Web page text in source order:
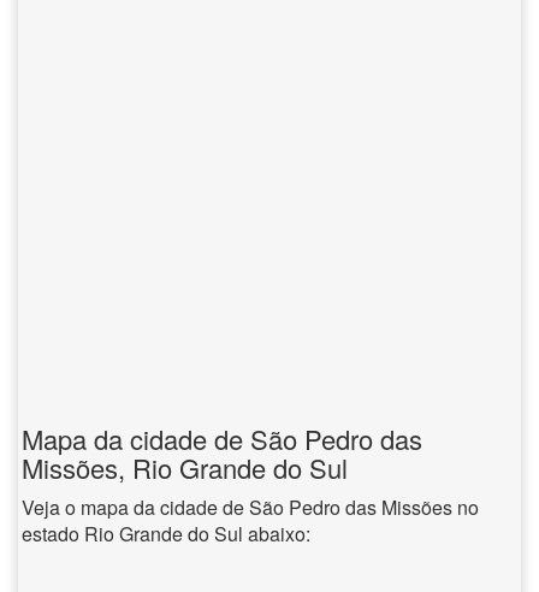
Mapa da cidade de São Pedro das
Missões, Rio Grande do Sul
Veja o mapa da cidade de São Pedro das Missões no
estado Rio Grande do Sul abaixo: